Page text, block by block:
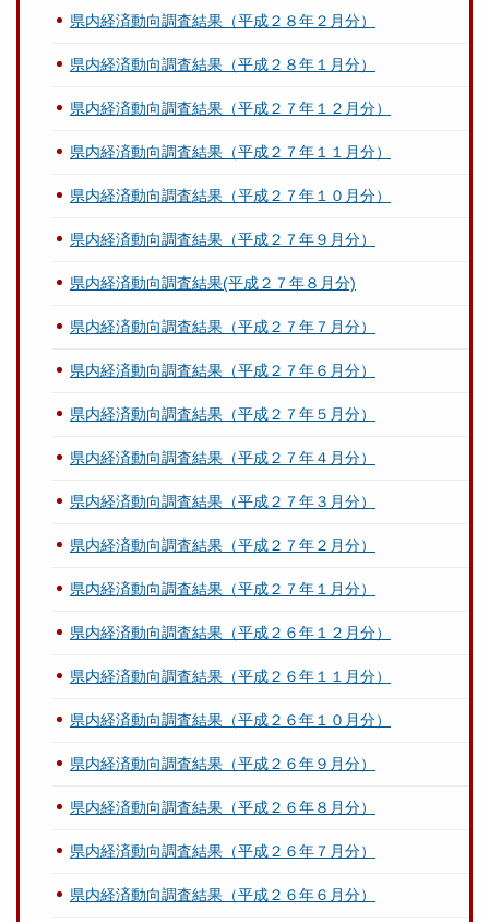
県内経済動向調査結果（平成２８年２月分）
県内経済動向調査結果（平成２８年１月分）
県内経済動向調査結果（平成２７年１２月分）
県内経済動向調査結果（平成２７年１１月分）
県内経済動向調査結果（平成２７年１０月分）
県内経済動向調査結果（平成２７年９月分）
県内経済動向調査結果(平成２７年８月分)
県内経済動向調査結果（平成２７年７月分）
県内経済動向調査結果（平成２７年６月分）
県内経済動向調査結果（平成２７年５月分）
県内経済動向調査結果（平成２７年４月分）
県内経済動向調査結果（平成２７年３月分）
県内経済動向調査結果（平成２７年２月分）
県内経済動向調査結果（平成２７年１月分）
県内経済動向調査結果（平成２６年１２月分）
県内経済動向調査結果（平成２６年１１月分）
県内経済動向調査結果（平成２６年１０月分）
県内経済動向調査結果（平成２６年９月分）
県内経済動向調査結果（平成２６年８月分）
県内経済動向調査結果（平成２６年７月分）
県内経済動向調査結果（平成２６年６月分）